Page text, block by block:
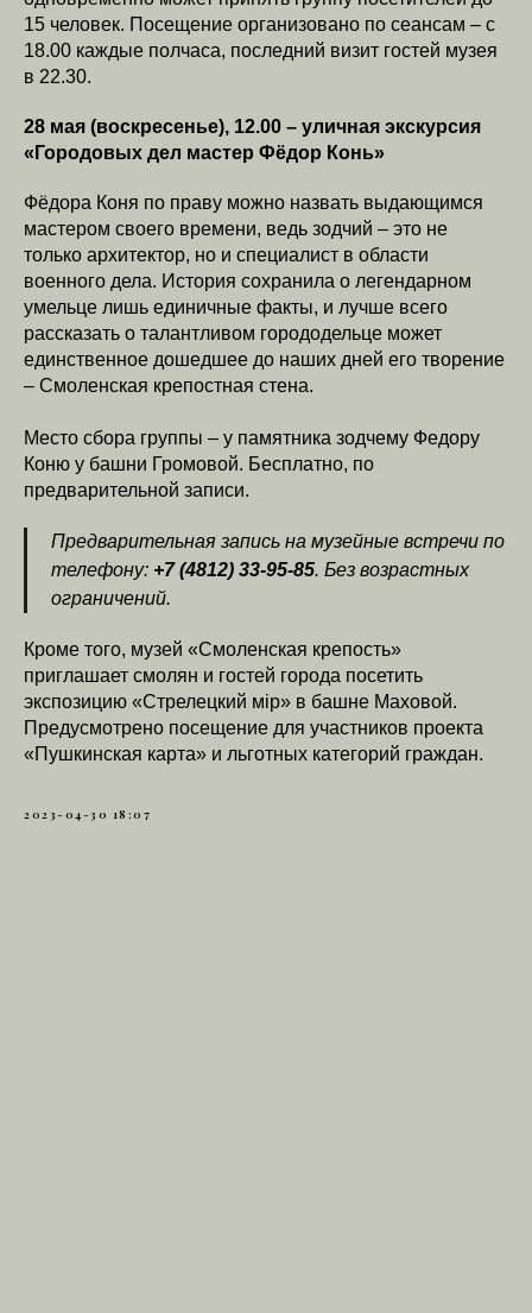
15 человек. Посещение организовано по сеансам – с
18.00 каждые полчаса, последний визит гостей музея
в 22.30.
28 мая (воскресенье), 12.00 – уличная экскурсия
«Городовых дел мастер Фёдор Конь»
Фёдора Коня по праву можно назвать выдающимся
мастером своего времени, ведь зодчий – это не
только архитектор, но и специалист в области
военного дела. История сохранила о легендарном
умельце лишь единичные факты, и лучше всего
рассказать о талантливом горододельце может
единственное дошедшее до наших дней его творение
– Смоленская крепостная стена.
Место сбора группы – у памятника зодчему Федору
Коню у башни Громовой. Бесплатно, по
предварительной записи.
Предварительная запись на музейные встречи по
телефону: +7 (4812) 33-95-85. Без возрастных
ограничений.
Кроме того, музей «Смоленская крепость»
приглашает смолян и гостей города посетить
экспозицию «Стрелецкий мiр» в башне Маховой.
Предусмотрено посещение для участников проекта
«Пушкинская карта» и льготных категорий граждан.
2023-04-30 18:07